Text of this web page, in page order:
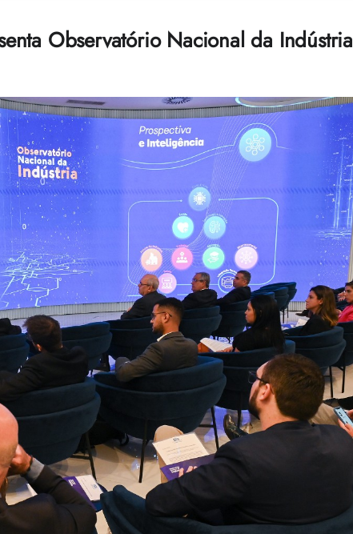
Observatório Nacional da Indústria